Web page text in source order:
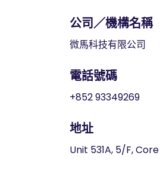
公司／機構名稱
微馬科技有限公司
電話號碼
+852 93349269
地址
Unit 531A, 5/F,